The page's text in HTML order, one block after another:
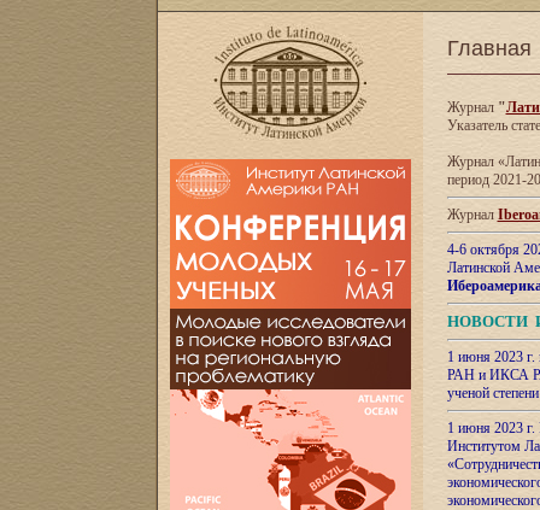
Главная
Журнал"
Указатель
Журнал
период 2021-
Журнал
4-6 октября
Латинской
НОВОСТИ
1 июня 2023
РАН и ИКСА
ученой
1 июня 2023
Институтом